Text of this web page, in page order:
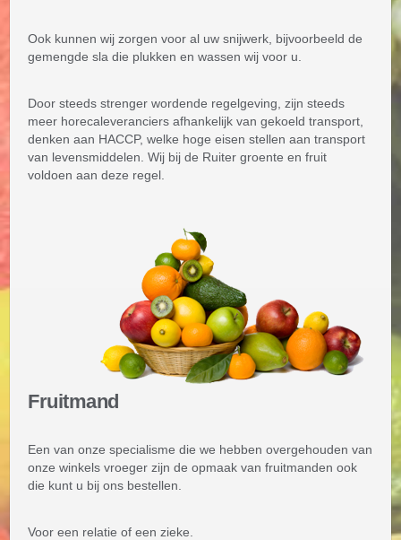
Ook kunnen wij zorgen voor al uw snijwerk, bijvoorbeeld de
gemengde sla die plukken en wassen wij voor u.
Door steeds strenger wordende regelgeving, zijn steeds
meer horecaleveranciers afhankelijk van gekoeld transport,
denken aan HACCP, welke hoge eisen stellen aan transport
van levensmiddelen. Wij bij de Ruiter groente en fruit
voldoen aan deze regel.
Fruitmand
Een van onze specialisme die we hebben overgehouden van
onze winkels vroeger zijn de opmaak van fruitmanden ook
die kunt u bij ons bestellen.
Voor een relatie of een zieke.